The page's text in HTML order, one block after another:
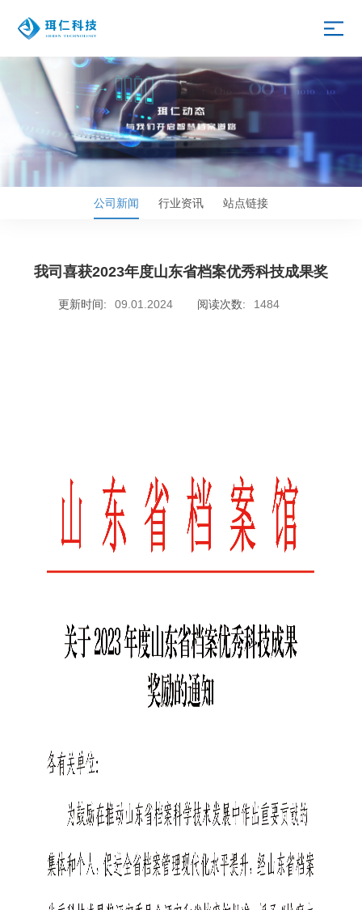
公司新闻 行业资讯 站点链接
我司喜获2023年度山东省档案优秀科技成果奖
更新时间: 09.01.2024 阅读次数: 1484